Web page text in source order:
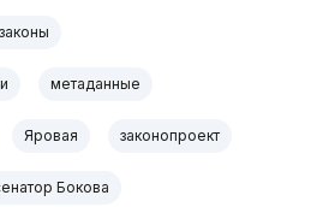
метаданные
Яровая законопроект
Бокова